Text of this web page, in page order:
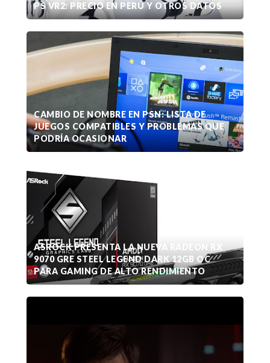
PS VR2: PRECIO EN PERÚ Y OTROS DATOS
CAMBIO DE NOMBRE EN PSN: LISTA DE
JUEGOS COMPATIBLES Y PROBLEMAS QUE
PODRÍA OCASIONAR
ASROCK PRESENTA LA NUEVA RADEON RX
9070 GRE STEEL LEGEND DARK 12GB OC
PARA GAMING DE ALTO RENDIMIENTO